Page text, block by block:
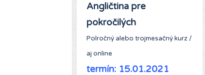
Angličtina pre
pokročilých
Polročný alebo trojmesačný kurz /
aj online
termín: 15.01.2021